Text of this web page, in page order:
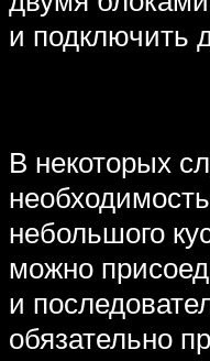
и подключить
В некоторых
небольшого
можно
и
обязательно